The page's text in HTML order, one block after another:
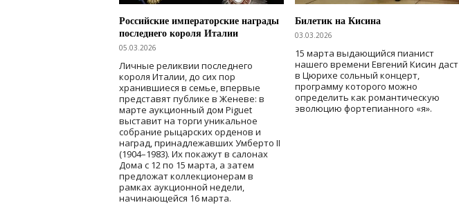
Российские императорские награды
последнего короля Италии
05.03.2026
Личные реликвии последнего
короля Италии, до сих пор
хранившиеся в семье, впервые
представят публике в Женеве: в
марте аукционный дом Piguet
выставит на торги уникальное
собрание рыцарских орденов и
наград, принадлежавших Умберто II
(1904–1983). Их покажут в салонах
Дома с 12 по 15 марта, а затем
предложат коллекционерам в
рамках аукционной недели,
начинающейся 16 марта.
Билетик на Кисина
03.03.2026
15 марта выдающийся пианист
нашего времени Евгений Кисин даст
в Цюрихе сольный концерт,
программу которого можно
определить как романтическую
эволюцию фортепианного «я».